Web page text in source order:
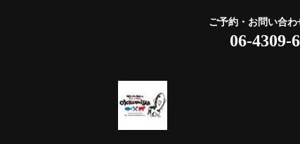
ご予約・お問い合わ
06-4309-